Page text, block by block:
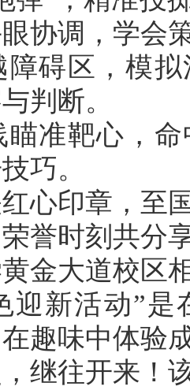
协调，学会
区，模拟
判断。
靶心，命
巧。
印章，至国
誉时刻共分
大道校区相
迎新活动”
趣味中体验
继往开来！